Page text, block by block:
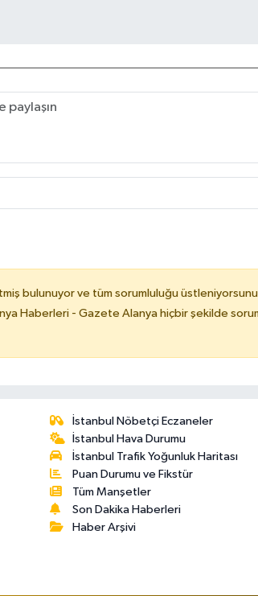
bulunuyor ve tüm sorumluluğu
Haberleri - Gazete Alanya hiçbir şekilde
İstanbul Nöbetçi Eczaneler
İstanbul Hava Durumu
İstanbul Trafik Yoğunluk Haritası
Puan Durumu ve Fikstür
Tüm Manşetler
Son Dakika Haberleri
Haber Arşivi